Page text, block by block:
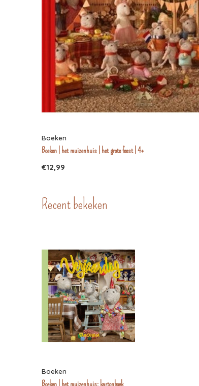
Boeken
Boeken | het muizenhuis | het grote feest | 4+
€12,99
Recent bekeken
Boeken
Boeken | het muizenhuis: kartonboek